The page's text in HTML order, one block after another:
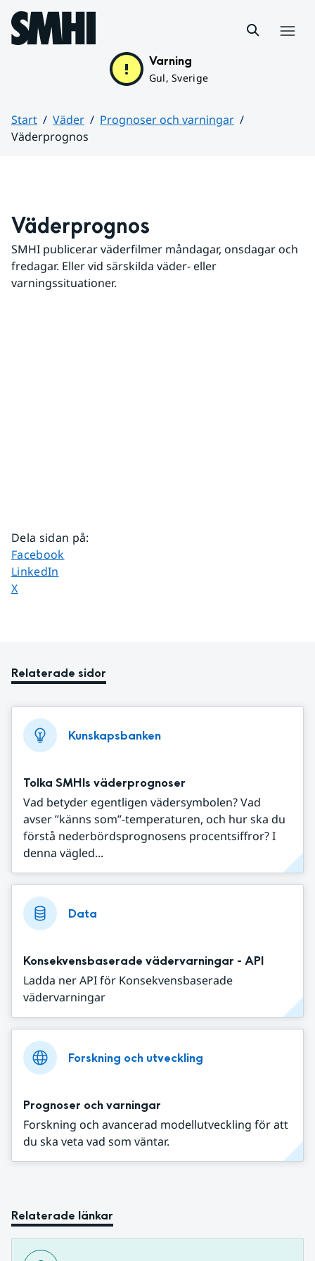
Hoppa till sidans innehåll
Varning
Gul, Sverige
Start Väder
Prognoser och varningar
Väderprognos
Väderprognos
SMHI publicerar väderfilmer måndagar, onsdagar och
fredagar. Eller vid särskilda väder- eller
varningssituationer.
Dela sidan på:
Dela sidan på
Facebook
Dela sidan på
LinkedIn
Dela sidan på
X
Relaterade sidor
Kunskapsbanken
Tolka SMHIs väderprognoser
Vad betyder egentligen vädersymbolen? Vad
avser ”känns som”-temperaturen, och hur ska du
förstå nederbördsprognosens procentsiffror? I
denna vägled...
Data
Konsekvensbaserade vädervarningar - API
Ladda ner API för Konsekvensbaserade
vädervarningar
Forskning och utveckling
Prognoser och varningar
Forskning och avancerad modellutveckling för att
du ska veta vad som väntar.
Relaterade länkar